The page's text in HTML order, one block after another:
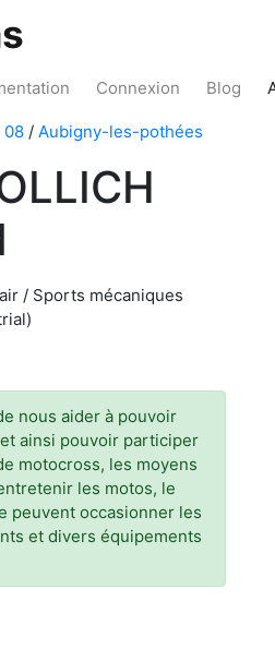
Connexion Blog
08 / Aubigny-les-pothées
/ Sports mécaniques
nous aider à pouvoir
ainsi pouvoir participer
motocross, les moyens
les motos, le
peuvent occasionner les
et divers équipements